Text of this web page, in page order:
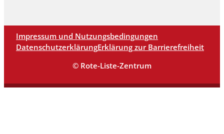
Impressum und Nutzungsbedingungen
DatenschutzerklärungErklärung zur Barrierefreiheit
© Rote-Liste-Zentrum